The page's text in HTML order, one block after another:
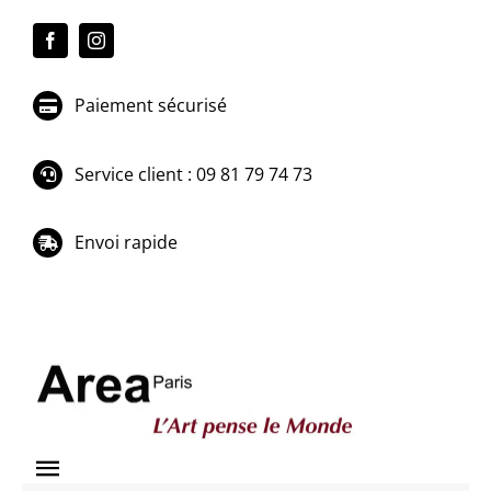
Paiement sécurisé
Service client : 09 81 79 74 73
Envoi rapide